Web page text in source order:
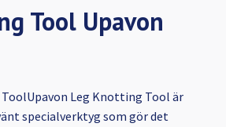
Tool Upavon
Leg Knotting Tool är
specialverktyg som gör det